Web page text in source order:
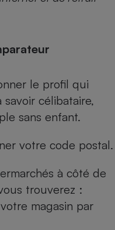
le profil qui
célibataire,
sans enfant.
votre code postal.
à côté de
trouverez :
magasin par